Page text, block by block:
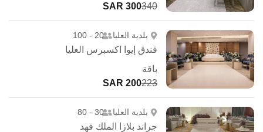
340
300 SAR
بلدية العليا 20 - 100
فندق إيوا اكسبرس العليا
باقة
223
200 SAR
بلدية العليا 30 - 80
جراند بلازا الملك فهد